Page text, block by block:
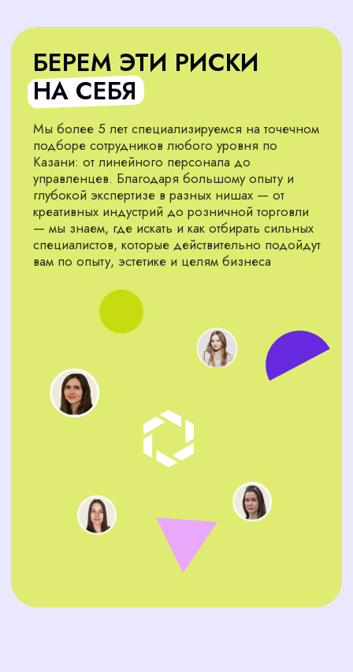
Изучаем ситуацию в нише: уровень
конкуренции, средние зарплаты,
востребованные навыки. На основе этого
создаём чёткий и реалистичный портрет
идеального кандидата, который будет
соответствовать профессиональным
Анализ рынка флористов 01
Мы не ограничиваемся стандартными
работными сайтами, а используем внутреннюю
чтобы охватить как можно больше соискателей
Поиск кандидатов через базу
ФЛОРИСТА ДЛЯ ВАШЕГО
БИЗНЕСА
Мы находим мастеров, которые справляются с
упаковкой, доставкой и оформлением
композиций, экономя ваше время
Подобрать сотрудника